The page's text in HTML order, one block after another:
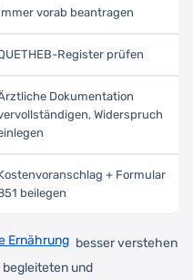
vorab beantragen
Register prüfen
Dokumentation
Widerspruch
+ Formular
beilegen
Ernährung besser verstehen
und